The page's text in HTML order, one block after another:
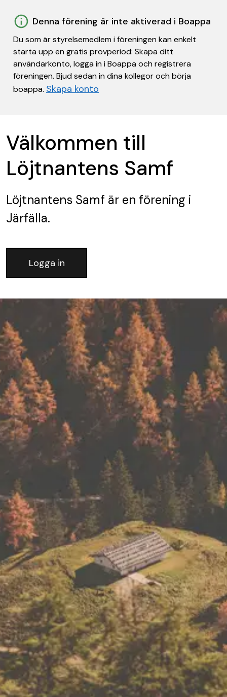
Denna förening är inte aktiverad i Boappa
Du som är styrelsemedlem i föreningen kan enkelt
starta upp en gratis provperiod: Skapa ditt
användarkonto, logga in i Boappa och registrera
föreningen. Bjud sedan in dina kollegor och börja
boappa. Skapa konto
Välkommen till
Löjtnantens Samf
Löjtnantens Samf är en förening i
Järfälla.
Logga in